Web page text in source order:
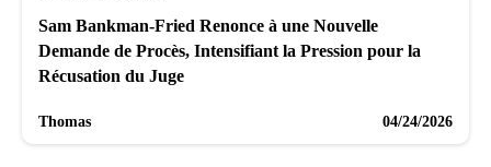
Sam Bankman-Fried Renonce à une Nouvelle
Demande de Procès, Intensifiant la Pression pour la
Récusation du Juge
Thomas 04/24/2026